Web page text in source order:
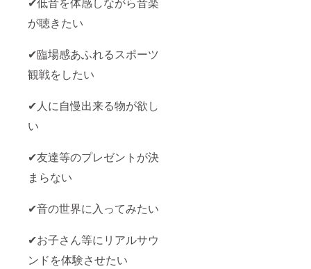
が聴きたい
✔臨場感あふれるスポーツ
観戦をしたい
✔人に自慢出来る物が欲し
い
✔友達等のプレゼントが決
まらない
✔音の世界に入ってみたい
✔お子さん等にリアルサウ
ンドを体験させたい